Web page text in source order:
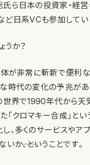
ら日本の投資家・経営
日系VCも参加してい
うか？
が非常に斬新で便利な
時代の変化の予兆があ
世界で1990年代から
「クロマキー合成」と
、多くのサービスやア
か――、ということです。